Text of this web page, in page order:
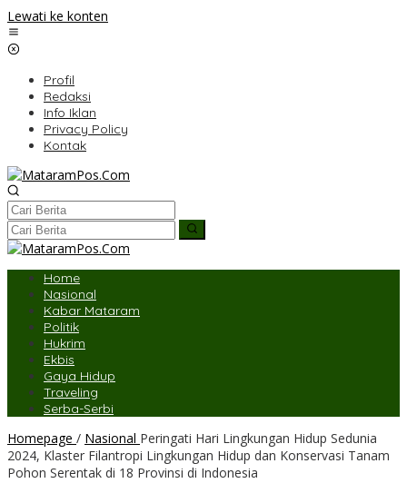
Lewati ke konten
Profil
Redaksi
Info Iklan
Privacy Policy
Kontak
Home
Nasional
Kabar Mataram
Politik
Hukrim
Ekbis
Gaya Hidup
Traveling
Serba-Serbi
Homepage / Nasional Peringati Hari Lingkungan Hidup Sedunia
2024, Klaster Filantropi Lingkungan Hidup dan Konservasi Tanam
Pohon Serentak di 18 Provinsi di Indonesia